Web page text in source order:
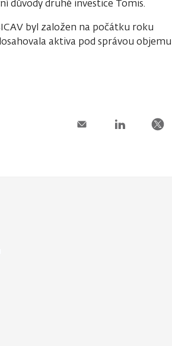
důvody druhé investice Tomis.
byl založen na počátku roku
aktiva pod správou objemu